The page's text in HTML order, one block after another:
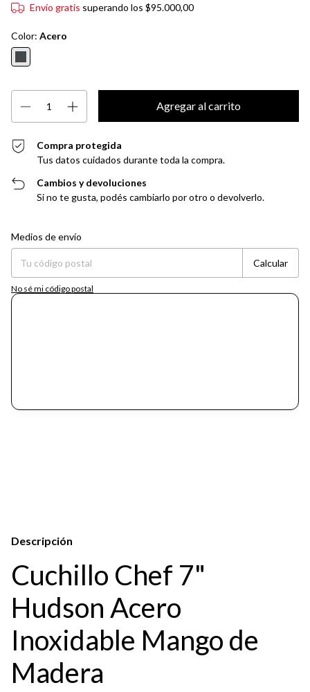
Envío gratis superando los $95.000,00
Color: Acero
Compra protegida
Tus datos cuidados durante toda la compra.
Cambios y devoluciones
Si no te gusta, podés cambiarlo por otro o devolverlo.
Entregas para el CP:
Medios de envío
Calcular
No sé mi código postal
Descripción
Cuchillo Chef 7"
Hudson Acero
Inoxidable Mango de
Madera